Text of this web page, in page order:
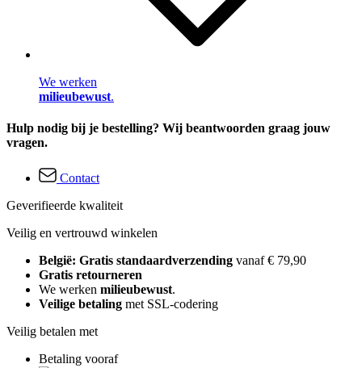
We werken
milieubewust.
Hulp nodig bij je bestelling? Wij beantwoorden graag jouw
vragen.
Contact
Geverifieerde kwaliteit
Veilig en vertrouwd winkelen
België: Gratis standaardverzending vanaf € 79,90
Gratis retourneren
We werken milieubewust.
Veilige betaling met SSL-codering
Veilig betalen met
Betaling vooraf